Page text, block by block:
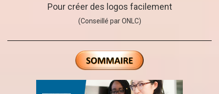
Pour créer des logos facilement
(Conseillé par ONLC)